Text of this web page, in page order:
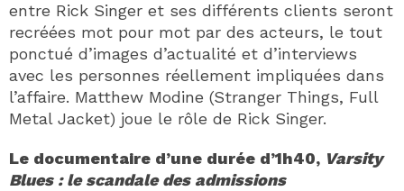
entre Rick Singer et ses différents clients seront
recréées mot pour mot par des acteurs, le tout
ponctué d’images d’actualité et d’interviews
avec les personnes réellement impliquées dans
l’affaire. Matthew Modine (Stranger Things, Full
Metal Jacket) joue le rôle de Rick Singer.
Le documentaire d’une durée d’1h40, Varsity
Blues : le scandale des admissions